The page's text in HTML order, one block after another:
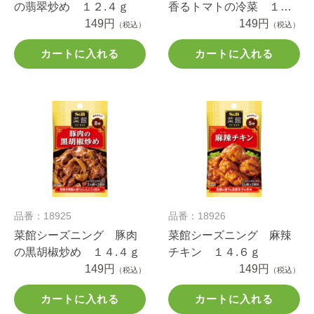
の翡翠炒め １２.４ｇ
149円
（税込）
カートに入れる
香るトマトの冷菜 １０.
149円 （税込）
カートに入れる
品番：18925
菜館シーズニング 豚肉
の黒胡椒炒め １４.４ｇ
149円
（税込）
カートに入れる
品番：18926
菜館シーズニング 麻辣
チキン １４.６ｇ
149円
（税込）
カートに入れる